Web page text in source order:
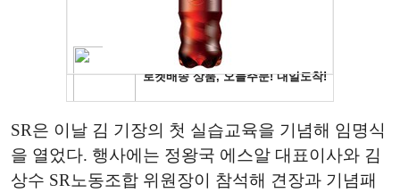
SR은 이날 김 기장의 첫 실습교육을 기념해 임명식
을 열었다. 행사에는 정왕국 에스알 대표이사와 김
상수 SR노동조합 위원장이 참석해 견장과 기념패